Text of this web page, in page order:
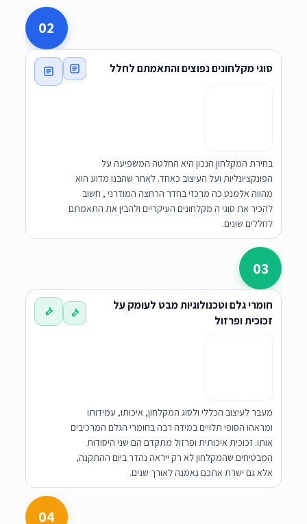
02
סוגי מקלחונים נפוצים והתאמתם לחלל
בחירת המקלחון הנכון היא החלטה המשפיעה על
הפונקציונליות ועל העיצוב כאחד. לאחר שהבנו מדוע הוא
מהווה אלמנט כה מרכזי בחדר הרחצה המודרני , חשוב
להכיר את סוגי ה מקלחונים העיקריים ולהבין את התאמתם
לחללים שונים.
03
חומרי גלם וטכנולוגיות מבט לעומק על
זכוכית ופרזול
מעבר לעיצוב הכללי ולסוג המקלחון, איכותו, עמידותו
ומראהו הסופי תלויים במידה רבה בחומרי הגלם המרכיבים
אותו. זכוכית איכותית ופרזול מתקדם הם שני היסודות
המבטיחים שהמקלחון לא רק ייראה נהדר ביום ההתקנה,
אלא גם ישרת אתכם נאמנה לאורך שנים.
04